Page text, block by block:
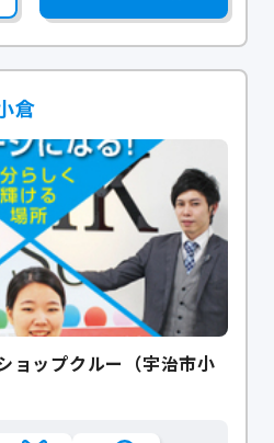
倉
ョップクルー（宇治市小